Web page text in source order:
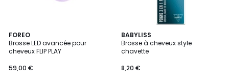
FOREO
Brosse LED avancée pour
cheveux FLIP PLAY
59,00 €
3
Couleurs
BABYLISS
Brosse à cheveux style
chavette
8,20 €